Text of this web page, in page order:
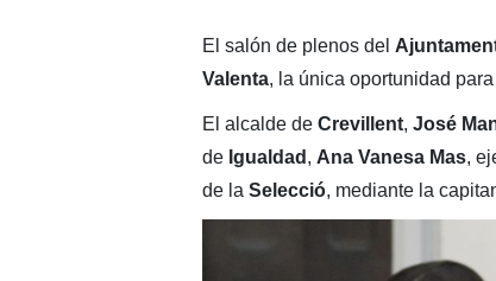
El salón de plenos del
Valenta, la única oportunidad
El alcalde de Crevillent, José
de Igualdad , Ana Vanesa Mas,
de la Selecció, mediante la